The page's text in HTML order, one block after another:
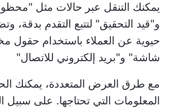
يمكنك التنقل عبر حالات مثل
و"قيد التحقيق" لتتبع التقدم بدقة،
حيوية عن العملاء باستخدام
شاشة" و"بريد إلكتروني للاتصال"
مع طرق العرض المتعددة، يمكنك
المعلومات التي تحتاجها. على سبيل